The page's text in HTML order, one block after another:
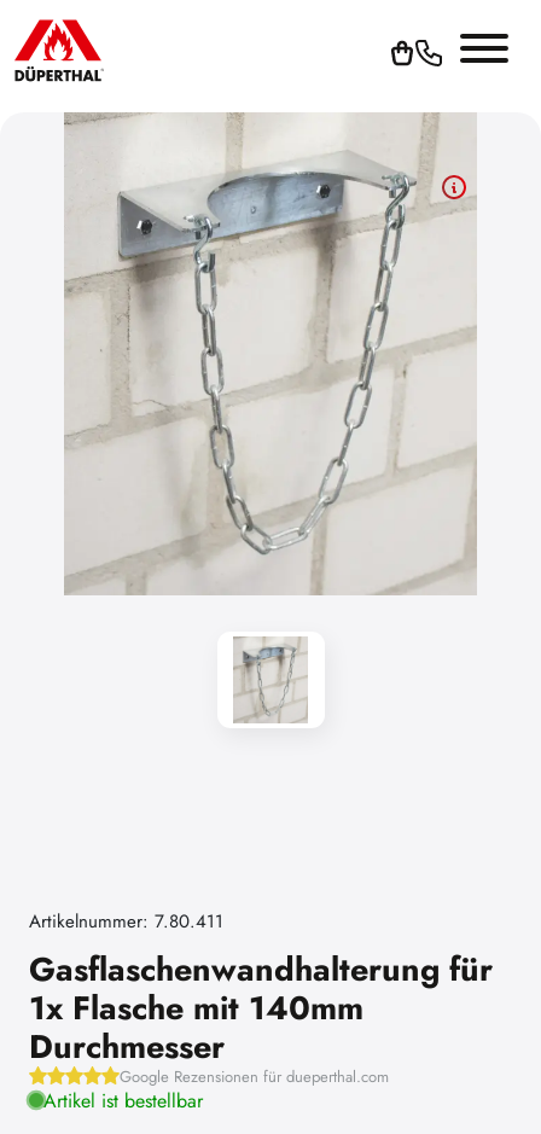
Artikelnummer: 7.80.411
Gasflaschenwandhalterung für
1x Flasche mit 140mm
Durchmesser
Google Rezensionen für dueperthal.com
Artikel ist bestellbar